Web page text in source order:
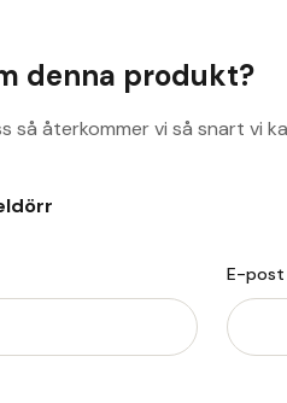
denna produkt?
så återkommer vi så snart vi
E-post